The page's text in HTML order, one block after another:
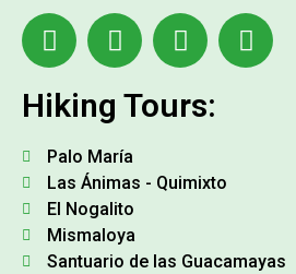
Hiking Tours:
Palo María
Las Ánimas - Quimixto
El Nogalito
Mismaloya
Santuario de las Guacamayas